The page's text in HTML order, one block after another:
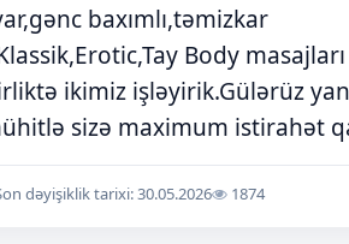
baxımlı,təmizkar
Body masajları
ikimiz işləyirik.Gülərüz
sizə maximum istirahət
dəyişiklik tarixi: 30.05.2026 1874